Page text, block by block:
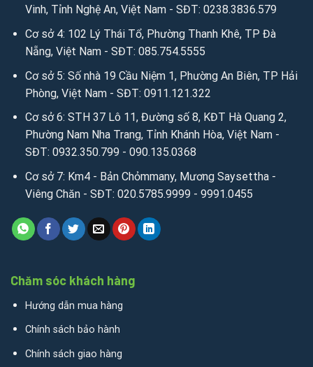
Vinh, Tỉnh Nghệ An, Việt Nam - SĐT: 0238.3836.579
Cơ sở 4: 102 Lý Thái Tổ, Phường Thanh Khê, TP Đà
Nẵng, Việt Nam - SĐT: 085.754.5555
Cơ sở 5: Số nhà 19 Cầu Niệm 1, Phường An Biên, TP Hải
Phòng, Việt Nam - SĐT: 0911.121.322
Cơ sở 6: STH 37 Lô 11, Đường số 8, KĐT Hà Quang 2,
Phường Nam Nha Trang, Tỉnh Khánh Hòa, Việt Nam -
SĐT: 0932.350.799 - 090.135.0368
Cơ sở 7: Km4 - Bản Chỏmmany, Mương Saysettha -
Viêng Chăn - SĐT: 020.5785.9999 - 9991.0455
Chăm sóc khách hàng
Hướng dẫn mua hàng
Chính sách bảo hành
Chính sách giao hàng